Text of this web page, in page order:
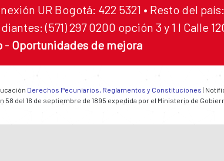
UR Bogotá: 422 5321 • Resto del país:
(571) 297 0200 opción 3 y 1 I Calle
- Oportunidades de mejora
Derechos Pecuniarios, Reglamentos y Constituciones |
del 16 de septiembre de 1895 expedida por el Ministerio de